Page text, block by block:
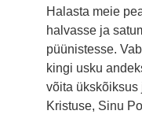
Halasta meie
halvasse ja
püünistesse.
kingi usku
võita
Kristuse, Sinu